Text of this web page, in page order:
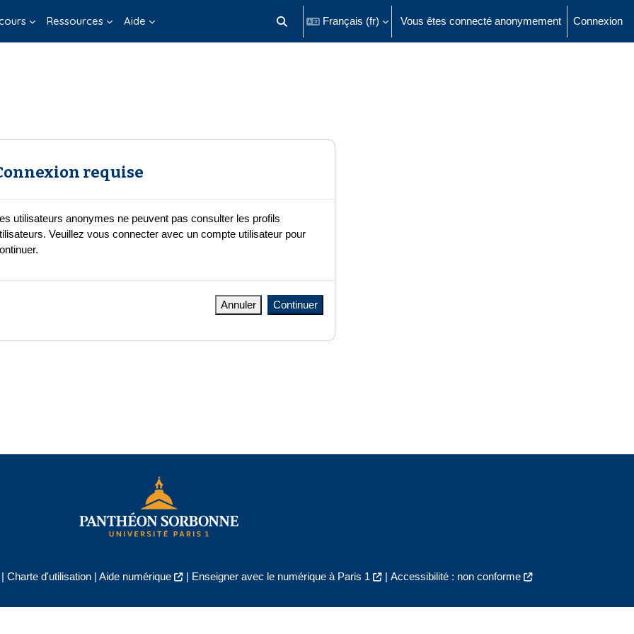
Ressources Aide Activer/désactiver la saisie de recherche
Français ‎(fr)‎ Vous êtes connecté anonymement Connexion
requise
utilisateurs anonymes ne peuvent pas consulter les profils
Veuillez vous connecter avec un compte utilisateur pour
Annuler Continuer
Charte d'utilisation| Aide numérique | Enseigner avec le numérique à Paris 1 | Accessibilité : non conforme